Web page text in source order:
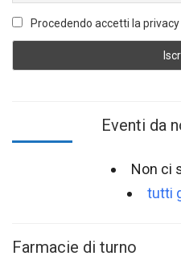
Procedendo accetti la
Eventi da
Non ci
tutti
Farmacie di turno